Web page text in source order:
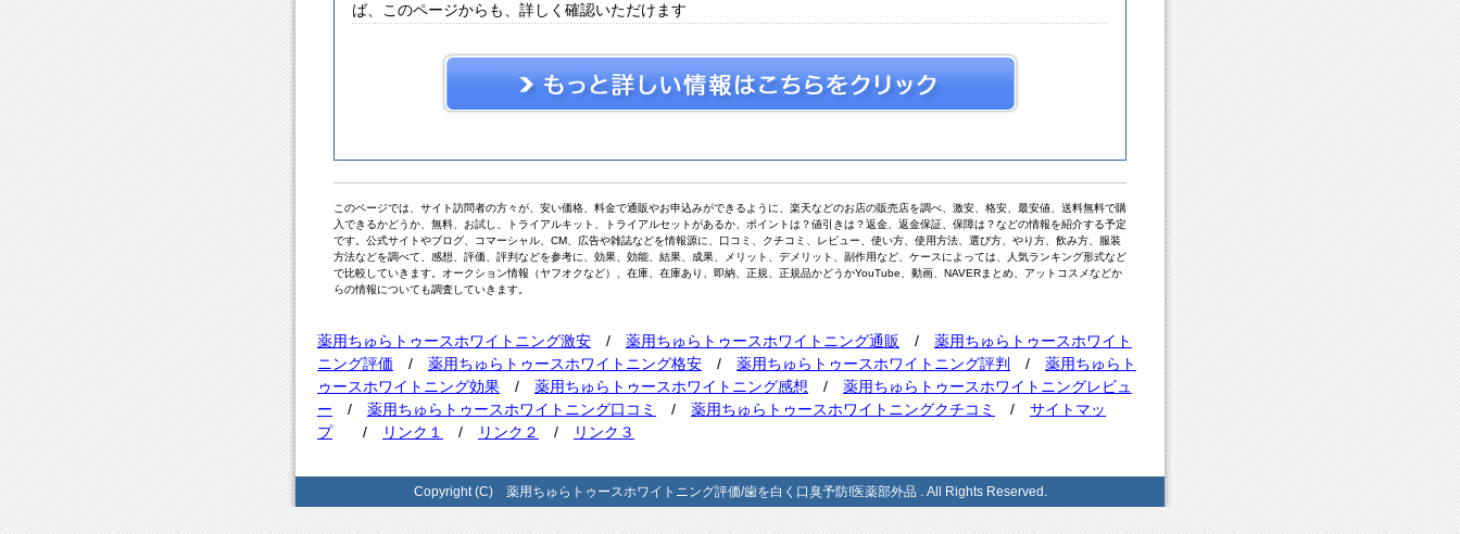
ば、このページからも、詳しく確認いただけます
このページでは、サイト訪問者の方々が、安い価格、料金で通販やお申込みができるように、楽天などのお店の販売店を調べ、激安、格安、最安値、送料無料で購
入できるかどうか、無料、お試し、トライアルキット、トライアルセットがあるか、ポイントは？値引きは？返金、返金保証、保障は？などの情報を紹介する予定
です。公式サイトやブログ、コマーシャル、CM、広告や雑誌などを情報源に、口コミ、クチコミ、レビュー、使い方、使用方法、選び方、やり方、飲み方、服装
方法などを調べて、感想、評価、評判などを参考に、効果、効能、結果、成果、メリット、デメリット、副作用など、ケースによっては、人気ランキング形式など
で比較していきます。オークション情報（ヤフオクなど）、在庫、在庫あり、即納、正規、正規品かどうかYouTube、動画、NAVERまとめ、アットコスメなどか
らの情報についても調査していきます。
薬用ちゅらトゥースホワイトニング激安 / 薬用ちゅらトゥースホワイトニング通販 / 薬用ちゅらトゥースホワイト
ニング評価 / 薬用ちゅらトゥースホワイトニング格安 / 薬用ちゅらトゥースホワイトニング評判 / 薬用ちゅらト
ゥースホワイトニング効果 / 薬用ちゅらトゥースホワイトニング感想 / 薬用ちゅらトゥースホワイトニングレビュ
ー / 薬用ちゅらトゥースホワイトニング口コミ / 薬用ちゅらトゥースホワイトニングクチコミ / サイトマッ
プ/ リンク１ / リンク２ / リンク３
Copyright (C) 薬用ちゅらトゥースホワイトニング評価/歯を白く口臭予防!医薬部外品 . All Rights Reserved.